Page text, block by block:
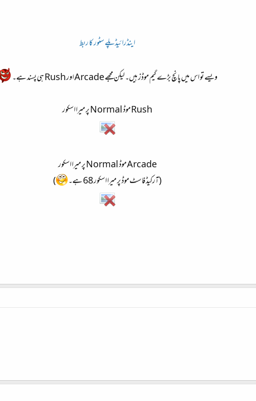
اینڈرائیڈپلے سٹور کا ربط
ویسے تو اس میں پانچ بڑے گیم موڈز ہیں۔ لیکن مجھے Arcade اور Rush ہی پسند ہے۔
Rush موڈ Normal پر میرا اسکور
Arcade موڈ Normal پر میرا اسکور
(آرکیڈ فاسٹ موڈ پر میرا اسکور 68 ہے۔
)